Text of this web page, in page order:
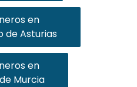
en
de Asturias
en
Murcia